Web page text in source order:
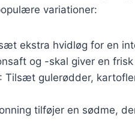
variationer:
ekstra hvidløg for en
og -skal giver en
: Tilsæt gulerødder,
tilføjer en sødme,